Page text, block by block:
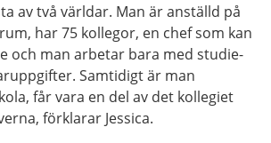
av två världar. Man är anställd på
har 75 kollegor, en chef som kan
och man arbetar bara med studie-
Samtidigt är man
får vara en del av det kollegiet
förklarar Jessica.